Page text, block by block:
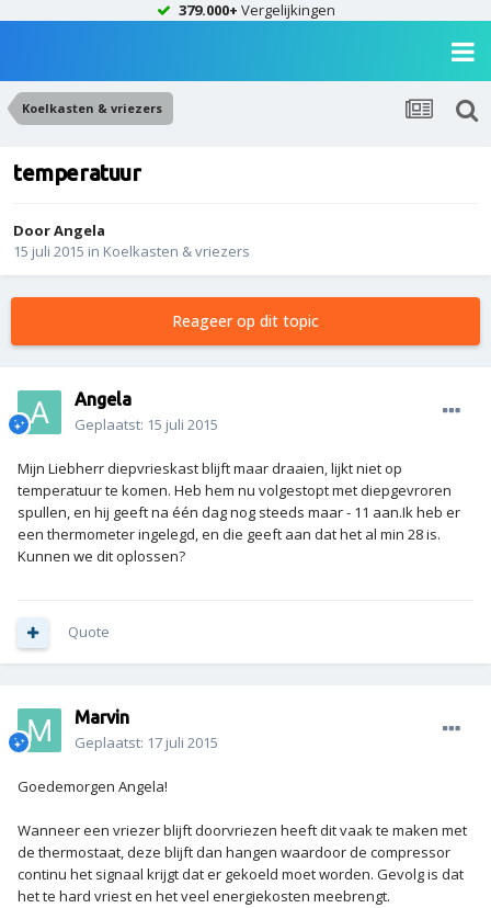
379.000+ Vergelijkingen
Koelkasten & vriezers
temperatuur
DoorAngela
15 juli 2015 in Koelkasten & vriezers
Reageer op dit topic
Angela
Geplaatst: 15 juli 2015
Mijn Liebherr diepvrieskast blijft maar draaien, lijkt niet op
temperatuur te komen. Heb hem nu volgestopt met diepgevroren
spullen, en hij geeft na één dag nog steeds maar - 11 aan.Ik heb er
een thermometer ingelegd, en die geeft aan dat het al min 28 is.
Kunnen we dit oplossen?
Quote
Marvin
Geplaatst: 17 juli 2015
Goedemorgen Angela!
Wanneer een vriezer blijft doorvriezen heeft dit vaak te maken met
de thermostaat, deze blijft dan hangen waardoor de compressor
continu het signaal krijgt dat er gekoeld moet worden. Gevolg is dat
het te hard vriest en het veel energiekosten meebrengt.